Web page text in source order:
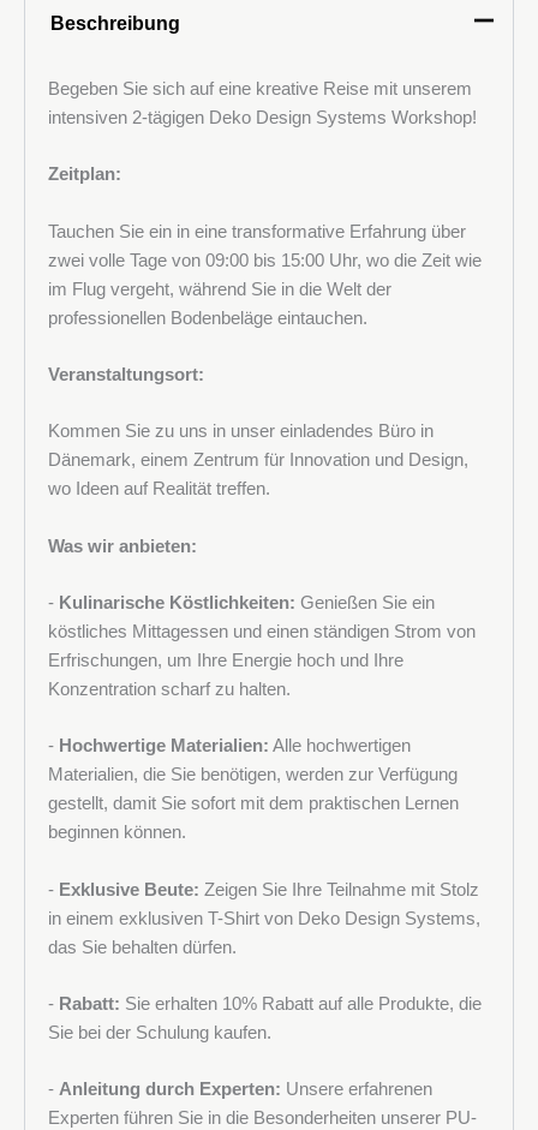
Böden
Beschreibung
Begeben Sie sich auf eine kreative Reise mit unserem
intensiven 2-tägigen Deko Design Systems Workshop!
Zeitplan:
Tauchen Sie ein in eine transformative Erfahrung über
zwei volle Tage von 09:00 bis 15:00 Uhr, wo die Zeit wie
im Flug vergeht, während Sie in die Welt der
professionellen Bodenbeläge eintauchen.
Veranstaltungsort:
Kommen Sie zu uns in unser einladendes Büro in
Dänemark, einem Zentrum für Innovation und Design,
wo Ideen auf Realität treffen.
Was wir anbieten:
- Kulinarische Köstlichkeiten: Genießen Sie ein
köstliches Mittagessen und einen ständigen Strom von
Erfrischungen, um Ihre Energie hoch und Ihre
Konzentration scharf zu halten.
- Hochwertige Materialien: Alle hochwertigen
Materialien, die Sie benötigen, werden zur Verfügung
gestellt, damit Sie sofort mit dem praktischen Lernen
beginnen können.
- Exklusive Beute: Zeigen Sie Ihre Teilnahme mit Stolz
in einem exklusiven T-Shirt von Deko Design Systems,
das Sie behalten dürfen.
- Rabatt: Sie erhalten 10% Rabatt auf alle Produkte, die
Sie bei der Schulung kaufen.
- Anleitung durch Experten: Unsere erfahrenen
Experten führen Sie in die Besonderheiten unserer PU-